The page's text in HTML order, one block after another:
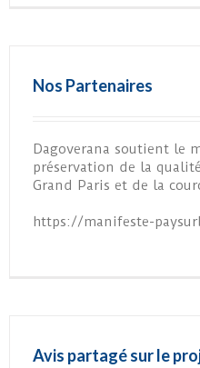
Nos Partenaires
Dagoverana soutient le
préservation de la
Grand Paris et de la
https://manifeste-
Avis partagé sur le